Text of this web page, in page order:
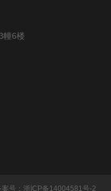
幢6楼
案号：浙ICP备14004581号-2